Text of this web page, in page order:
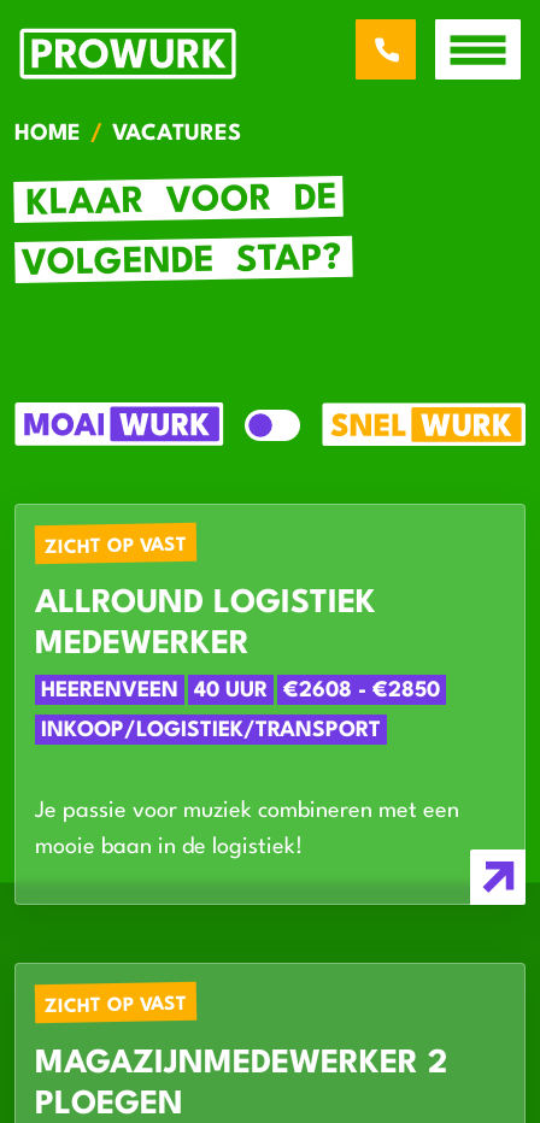
HOME VACATURES
KLAAR VOOR DE
VOLGENDE STAP?
ZICHT OP VAST
ALLROUND LOGISTIEK
MEDEWERKER
HEERENVEEN 40 UUR
€2608 - €2850
INKOOP/LOGISTIEK/TRANSPORT
Je passie voor muziek combineren met een
mooie baan in de logistiek!
ZICHT OP VAST
MAGAZIJNMEDEWERKER 2
PLOEGEN